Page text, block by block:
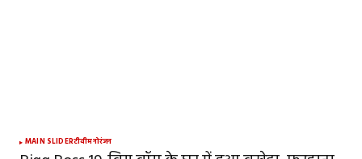
MAIN SLIDERटीवीमनोरंजन